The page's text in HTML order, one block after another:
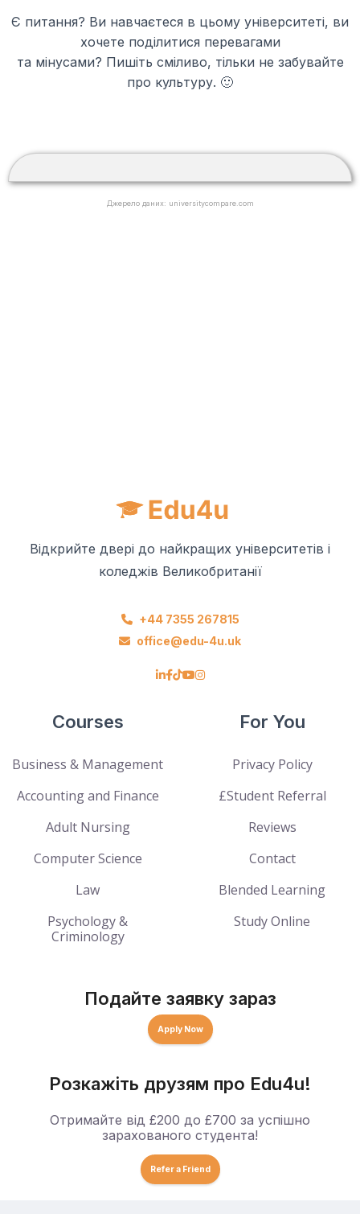
Є питання? Ви навчаєтеся в цьому університеті, ви
хочете поділитися перевагами
та мінусами? Пишіть сміливо, тільки не забувайте
про культуру. 🙂
Джерело даних: universitycompare.com
Відкрийте двері до найкращих університетів і
коледжів Великобританії
+44 7355 267815
office@edu-4u.uk
Courses
Business & Management
Accounting and Finance
Adult Nursing
Computer Science
Law
Psychology &
Criminology
For You
Privacy Policy
£Student Referral
Reviews
Contact
Blended Learning
Study Online
Подайте заявку зараз
Apply Now
Розкажіть друзям про Edu4u!
Отримайте від £200 до £700 за успішно
зарахованого студента!
Refer a Friend